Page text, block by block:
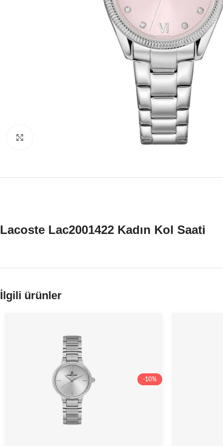
Lacoste Lac2001422 Kadın Kol Saati
İlgili ürünler
-10%